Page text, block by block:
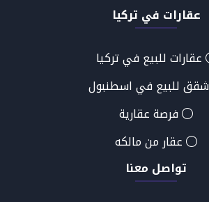
عقارات في تركيا
عقارات للبيع في تركيا
شقق للبيع في اسطنبول
فرصة عقارية
عقار من مالكه
تواصل معنا